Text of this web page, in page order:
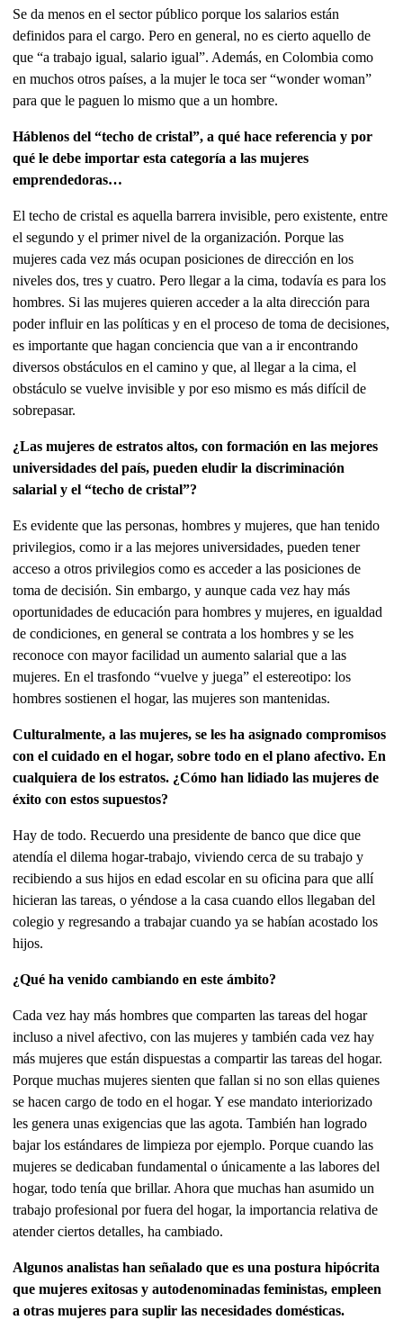
Se da menos en el sector público porque los salarios están
definidos para el cargo. Pero en general, no es cierto aquello de
que “a trabajo igual, salario igual”. Además, en Colombia como
en muchos otros países, a la mujer le toca ser “wonder woman”
para que le paguen lo mismo que a un hombre.
Háblenos del “techo de cristal”, a qué hace referencia y por
qué le debe importar esta categoría a las mujeres
emprendedoras…
El techo de cristal es aquella barrera invisible, pero existente, entre
el segundo y el primer nivel de la organización. Porque las
mujeres cada vez más ocupan posiciones de dirección en los
niveles dos, tres y cuatro. Pero llegar a la cima, todavía es para los
hombres. Si las mujeres quieren acceder a la alta dirección para
poder influir en las políticas y en el proceso de toma de decisiones,
es importante que hagan conciencia que van a ir encontrando
diversos obstáculos en el camino y que, al llegar a la cima, el
obstáculo se vuelve invisible y por eso mismo es más difícil de
sobrepasar.
¿Las mujeres de estratos altos, con formación en las mejores
universidades del país, pueden eludir la discriminación
salarial y el “techo de cristal”?
Es evidente que las personas, hombres y mujeres, que han tenido
privilegios, como ir a las mejores universidades, pueden tener
acceso a otros privilegios como es acceder a las posiciones de
toma de decisión. Sin embargo, y aunque cada vez hay más
oportunidades de educación para hombres y mujeres, en igualdad
de condiciones, en general se contrata a los hombres y se les
reconoce con mayor facilidad un aumento salarial que a las
mujeres. En el trasfondo “vuelve y juega” el estereotipo: los
hombres sostienen el hogar, las mujeres son mantenidas.
Culturalmente, a las mujeres, se les ha asignado compromisos
con el cuidado en el hogar, sobre todo en el plano afectivo. En
cualquiera de los estratos. ¿Cómo han lidiado las mujeres de
éxito con estos supuestos?
Hay de todo. Recuerdo una presidente de banco que dice que
atendía el dilema hogar-trabajo, viviendo cerca de su trabajo y
recibiendo a sus hijos en edad escolar en su oficina para que allí
hicieran las tareas, o yéndose a la casa cuando ellos llegaban del
colegio y regresando a trabajar cuando ya se habían acostado los
hijos.
¿Qué ha venido cambiando en este ámbito?
Cada vez hay más hombres que comparten las tareas del hogar
incluso a nivel afectivo, con las mujeres y también cada vez hay
más mujeres que están dispuestas a compartir las tareas del hogar.
Porque muchas mujeres sienten que fallan si no son ellas quienes
se hacen cargo de todo en el hogar. Y ese mandato interiorizado
les genera unas exigencias que las agota. También han logrado
bajar los estándares de limpieza por ejemplo. Porque cuando las
mujeres se dedicaban fundamental o únicamente a las labores del
hogar, todo tenía que brillar. Ahora que muchas han asumido un
trabajo profesional por fuera del hogar, la importancia relativa de
atender ciertos detalles, ha cambiado.
Algunos analistas han señalado que es una postura hipócrita
que mujeres exitosas y autodenominadas feministas, empleen
a otras mujeres para suplir las necesidades domésticas.